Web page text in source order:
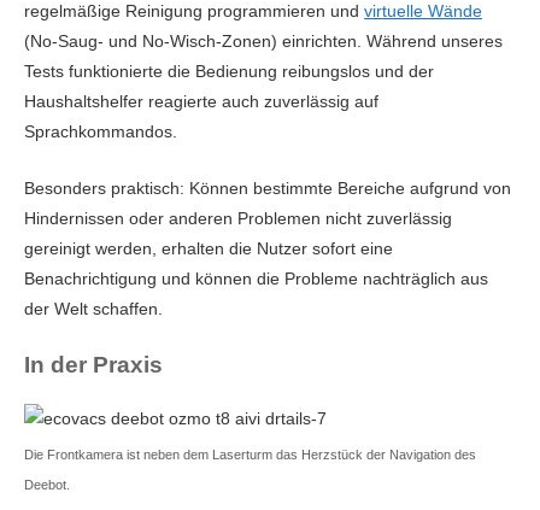
regelmäßige Reinigung programmieren und virtuelle Wände
(No-Saug- und No-Wisch-Zonen) einrichten. Während unseres
Tests funktionierte die Bedienung reibungslos und der
Haushaltshelfer reagierte auch zuverlässig auf
Sprachkommandos.
Besonders praktisch: Können bestimmte Bereiche aufgrund von
Hindernissen oder anderen Problemen nicht zuverlässig
gereinigt werden, erhalten die Nutzer sofort eine
Benachrichtigung und können die Probleme nachträglich aus
der Welt schaffen.
In der Praxis
Die Frontkamera ist neben dem Laserturm das Herzstück der Navigation des
Deebot.